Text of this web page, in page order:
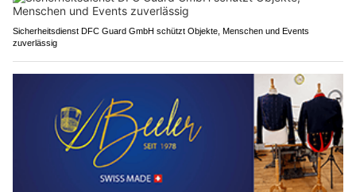
Sicherheitsdienst DFC Guard GmbH schützt Objekte, Menschen und Events
zuverlässig